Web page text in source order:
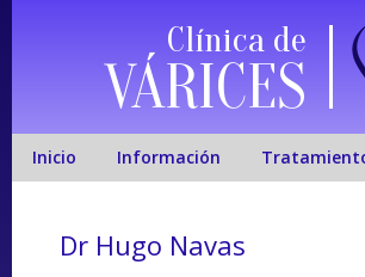
Clínica de
VÁRICES
Inicio Información
Dr Hugo Navas